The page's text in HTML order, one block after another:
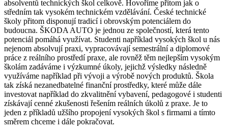
absolventů technických škol celkově. Hovoříme přitom jak o
středním tak vysokém technickém vzdělávání. České technické
školy přitom disponují tradicí i obrovským potenciálem do
budoucna. ŠKODA AUTO je jednou ze společností, která tento
potenciál pomáhá využívat. Studenti například vysokých škol u nás
nejenom absolvují praxi, vypracovávají semestrální a diplomové
práce z reálního prostředí praxe, ale rovněž těm nejlepším vysokým
školám zadáváme i výzkumné úkoly, jejichž výsledky následně
využíváme například při vývoji a výrobě nových produktů. Škola
tak získá nezanedbatelné finanční prostředky, které může dále
investovat například do zkvalitnění vybavení, pedagogové i studenti
získávají cenné zkušenosti řešením reálních úkolů z praxe. Je to
jeden z příkladů užšího propojení vysokých škol s firmami a tímto
směrem chceme i dále pokračovat.